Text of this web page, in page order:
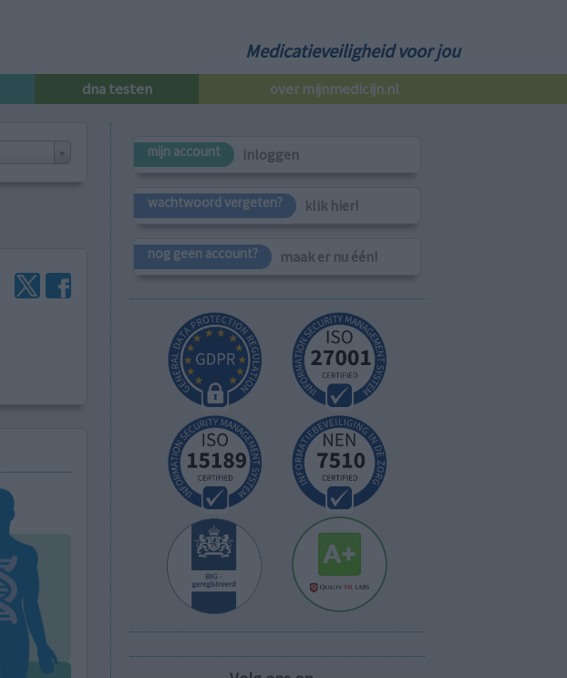
Medicatieveiligheid voor jou
dna testen over mijnmedicijn.nl
mijn account inloggen
wachtwoord vergeten? klik hier!
nog geen account? maak er nu één!